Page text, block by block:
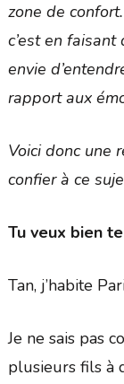
zone de
c’est en faisant
envie
rapport aux
Voici donc une
confier à ce
Tu veux bien
Tan, j’habite
Je ne sais pas
plusieurs fils à